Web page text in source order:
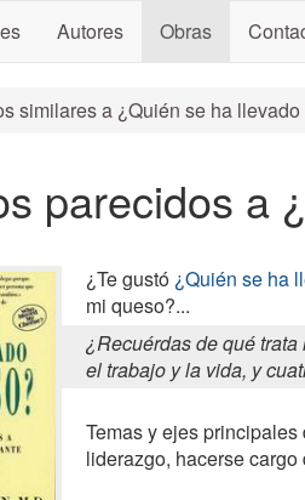
Autores Obras
similares a ¿Quién se ha
parecidos a
¿Te gustó ¿Quién se ha
mi queso?...
¿Recuérdas de qué trata
el trabajo y la vida, y
Temas y ejes
liderazgo, hacerse